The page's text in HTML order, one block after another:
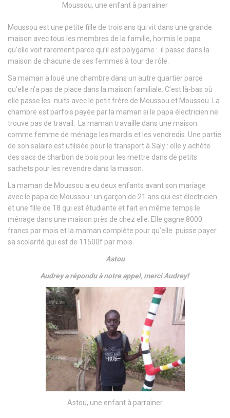
Moussou, une enfant à parrainer
Moussou est une petite fille de trois ans qui vit dans une grande
maison avec tous les membres de la famille, hormis le papa
qu’elle voit rarement parce qu’il est polygame : il passe dans la
maison de chacune de ses femmes à tour de rôle.
Sa maman a loué une chambre dans un autre quartier parce
qu’elle n’a pas de place dans la maison familiale. C’est là-bas où
elle passe les nuits avec le petit frère de Moussou et Moussou. La
chambre est parfois payée par la maman si le papa électricien ne
trouve pas de travail. La maman travaille dans une maison
comme femme de ménage les mardis et les vendredis. Une partie
de son salaire est utilisée pour le transport à Saly : elle y achète
des sacs de charbon de bois pour les mettre dans de petits
sachets pour les revendre dans la maison.
La maman de Moussou a eu deux enfants avant son mariage
avec le papa de Moussou : un garçon de 21 ans qui est électricien
et une fille de 18 qui est étudiante et fait en même temps le
ménage dans une maison près de chez elle. Elle gagne 8000
francs par mois et la maman complète pour qu’elle puisse payer
sa scolarité qui est de 11500f par mois.
Astou
Audrey a répondu à notre appel, merci Audrey!
Astou, une enfant à parrainer